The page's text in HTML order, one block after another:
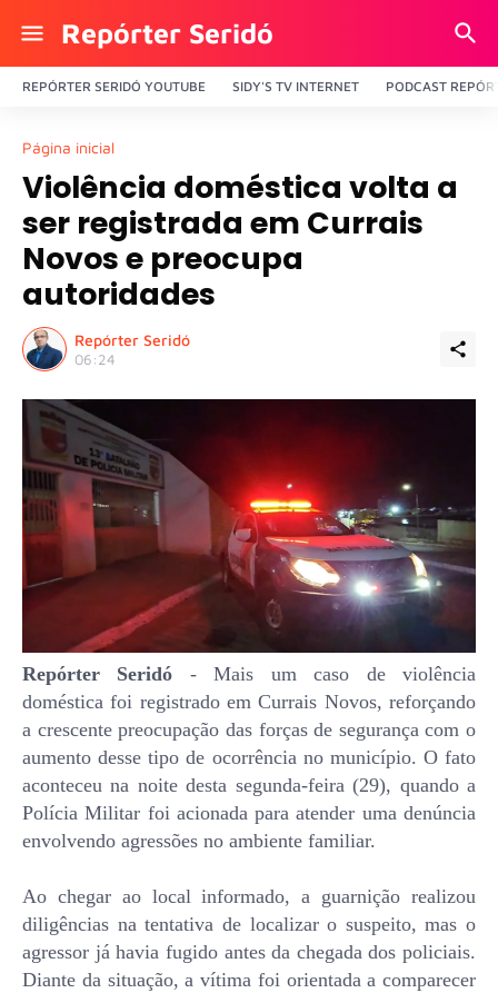
Repórter Seridó
REPÓRTER SERIDÓ YOUTUBE SIDY'S TV INTERNET PODCAST
Página inicial
Violência doméstica volta a
ser registrada em Currais
Novos e preocupa
autoridades
Repórter Seridó
06:24
Repórter Seridó - Mais um caso de violência
doméstica foi registrado em Currais Novos, reforçando
a crescente preocupação das forças de segurança com o
aumento desse tipo de ocorrência no município. O fato
aconteceu na noite desta segunda-feira (29), quando a
Polícia Militar foi acionada para atender uma denúncia
envolvendo agressões no ambiente familiar.
Ao chegar ao local informado, a guarnição realizou
diligências na tentativa de localizar o suspeito, mas o
agressor já havia fugido antes da chegada dos policiais.
Diante da situação, a vítima foi orientada a comparecer